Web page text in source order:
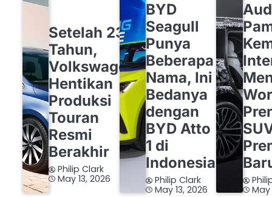
Setelah 23
Tahun,
Volkswagen
Hentikan
Produksi
Touran
Resmi
Berakhir
Philip Clark
May 13, 2026
BYD
Seagull
Punya
Beberapa
Nama, Ini
Bedanya
dengan
BYD Atto
1 di
Indonesia
Philip Clark
May 13, 2026
May